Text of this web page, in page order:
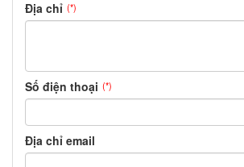
Địa chỉ (*)
Số điện thoại (*)
Địa chỉ email